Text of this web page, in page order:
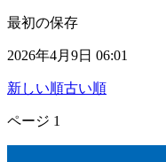
最初の保存
2026年4月9日 06:01
新しい順古い順
ページ 1